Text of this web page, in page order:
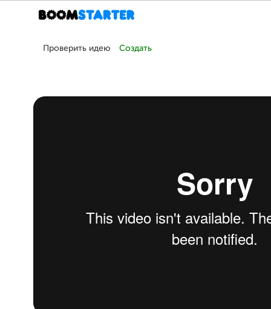
Проверить идею Создать